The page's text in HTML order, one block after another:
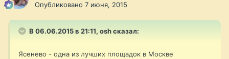
Опубликовано 7 июня, 2015
В 06.06.2015 в 21:11, osh сказал:
Ясенево - одна из лучших площадок в Москве